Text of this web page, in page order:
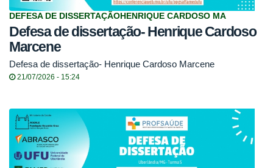
DEFESA DE DISSERTAÇÃOHENRIQUE CARDOSO MA
Defesa de dissertação- Henrique Cardoso
Marcene
Defesa de dissertação- Henrique Cardoso Marcene
21/07/2026 - 15:24